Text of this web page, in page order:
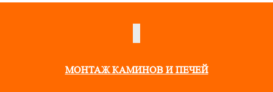
МОНТАЖ КАМИНОВ И ПЕЧЕЙ